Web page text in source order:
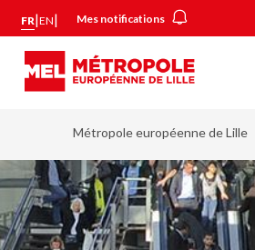
principal
FR|EN| Mes notifications
Métropole européenne de Lille
Panneau de gestion des cookies